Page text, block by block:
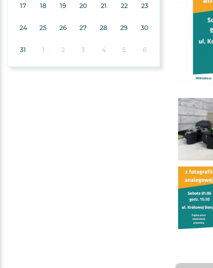
17 18 19 20 21 22 23
24 25 26 27 28 29 30
31 1 2 3 4 5 6